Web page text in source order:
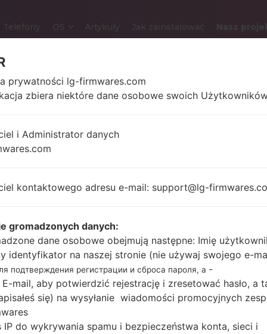
Telefony OS Artykuły Jak zainstalować Nasz
LG E720B (LGE720B) Z
3.2 in (~46.8%
stosunek ekranu do
gęstość pikseli na cal)
600 MHz
Unknown
prywatności lg-firmwares.com
zbiera niektóre dane osobowe swoich
i Administrator danych
kontaktowego adresu e-mail: support@lg-
gromadzonych danych:
dane osobowe obejmują następne: Imię
identyfikator na naszej stronie (nie używaj swojego e-
подтверждения регистрации и сброса пароля, а -
mail, aby potwierdzić rejestrację i zresetować hasło, a
się) na wysyłanie wiadomości promocyjnych
IP do wykrywania spamu i bezpieczeństwa konta, sieci i